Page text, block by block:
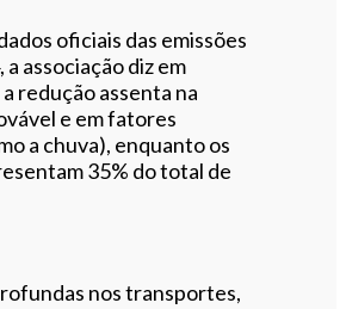
oficiais das emissões
a associação diz em
redução assenta na
e em fatores
a chuva), enquanto os
35% do total de
nos transportes,